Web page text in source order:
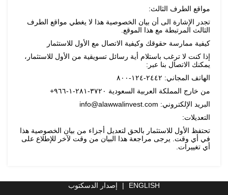
مواقع الطرف الثالث:
تجدر الإشارة الى أن بيان الخصوصية هذا لا يغطي مواقع الطرف
الثالث المرتبطة مع هذا الموقع.
كيفية ممارسة حقوقك وكيفية الاتصال مع الأول للاستثمار
إذا كنت لا ترغب باستلام أية رسائل تسويقية من الأول للاستثمار،
يمكنك الاتصال بنا عبر:
الهاتف المجاني: ٢٤٤٢-١٢٤-٨٠٠
من خارج المملكة العربية السعودية ٣٧٢٠-٢٨١-١-٩٦٦+
البريد الإلكتروني: info@alawwalinvest.com
التعديلات:
تحتفظ الأول للاستثمار بالحق لتعديل أجزاء من بيان الخصوصية هذا
في أي وقت. يرجى مراجعة هذا البيان من وقت لآخر للإطلاع على
أي تغييرات.
ENGLISH
| إصدار الدسكتوب